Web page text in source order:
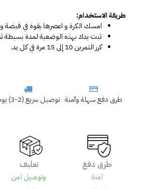
طرق دفع سهلة وآمنة توصيل سريع (2-3) يوم
طريقة الاستخدام:
امسك الكرة و اعصرها بقوة في قبضة
ثبت يدك بهذه الوضعية لمدة بسيطة
كرر التمرين 10 إلى 15 مرة في كل يد.
طرق دفع
آمنة
تغليف
وتوصيل آمن